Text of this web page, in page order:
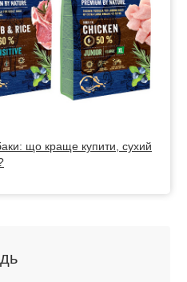
що краще купити, сухий